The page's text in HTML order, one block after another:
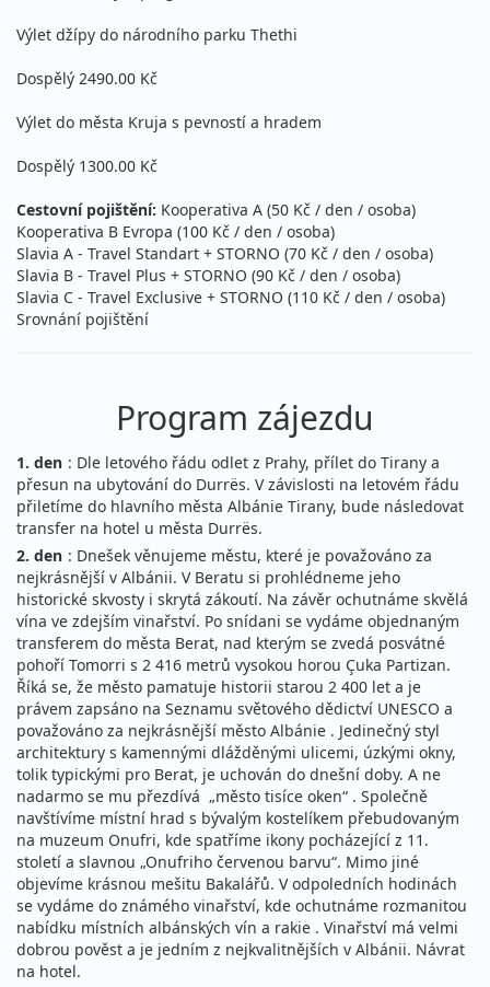
Výlet džípy do národního parku Thethi
Dospělý 2490.00 Kč
Výlet do města Kruja s pevností a hradem
Dospělý 1300.00 Kč
Cestovní pojištění: Kooperativa A (50 Kč / den / osoba)
Kooperativa B Evropa (100 Kč / den / osoba)
Slavia A - Travel Standart + STORNO (70 Kč / den / osoba)
Slavia B - Travel Plus + STORNO (90 Kč / den / osoba)
Slavia C - Travel Exclusive + STORNO (110 Kč / den / osoba)
Srovnání pojištění
Program zájezdu
1. den : Dle letového řádu odlet z Prahy, přílet do Tirany a
přesun na ubytování do Durrës. V závislosti na letovém řádu
přiletíme do hlavního města Albánie Tirany, bude následovat
transfer na hotel u města Durrës.
2. den : Dnešek věnujeme městu, které je považováno za
nejkrásnější v Albánii. V Beratu si prohlédneme jeho
historické skvosty i skrytá zákoutí. Na závěr ochutnáme skvělá
vína ve zdejším vinařství. Po snídani se vydáme objednaným
transferem do města Berat, nad kterým se zvedá posvátné
pohoří Tomorri s 2 416 metrů vysokou horou Çuka Partizan.
Říká se, že město pamatuje historii starou 2 400 let a je
právem zapsáno na Seznamu světového dědictví UNESCO a
považováno za nejkrásnější město Albánie . Jedinečný styl
architektury s kamennými dlážděnými ulicemi, úzkými okny,
tolik typickými pro Berat, je uchován do dnešní doby. A ne
nadarmo se mu přezdívá „město tisíce oken“ . Společně
navštívíme místní hrad s bývalým kostelíkem přebudovaným
na muzeum Onufri, kde spatříme ikony pocházející z 11.
století a slavnou „Onufriho červenou barvu“. Mimo jiné
objevíme krásnou mešitu Bakalářů. V odpoledních hodinách
se vydáme do známého vinařství, kde ochutnáme rozmanitou
nabídku místních albánských vín a rakie . Vinařství má velmi
dobrou pověst a je jedním z nejkvalitnějších v Albánii. Návrat
na hotel.